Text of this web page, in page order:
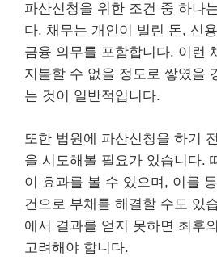
파산신청을 위한 조건 중 하나
다. 채무는 개인이 빌린 돈, 신
금융 의무를 포함합니다. 이런
지불할 수 없을 정도로 쌓였을
는 것이 일반적입니다.
또한 법원에 파산신청을 하기
을 시도해볼 필요가 있습니다.
이 효과를 볼 수 있으며, 이를
건으로 부채를 해결할 수도 있
에서 결과를 얻지 못하면 최후
고려해야 합니다.